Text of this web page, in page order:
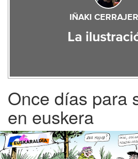
IÑAKI
La
Once días para
en euskera